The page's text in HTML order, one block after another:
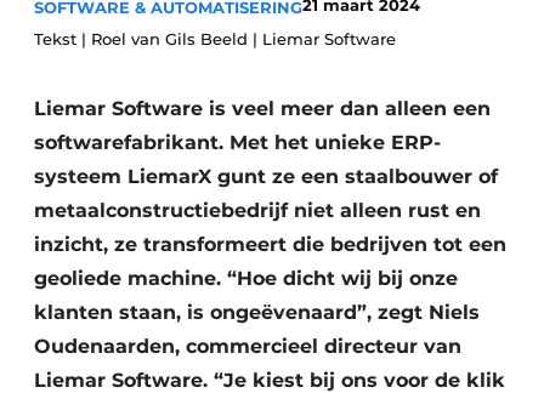
Privacy / Cookie statement
Vacature aanmelden
SOFTWARE & AUTOMATISERING21 maart 2024
Tekst | Roel van Gils Beeld | Liemar Software
Liemar Software is veel meer dan alleen een
softwarefabrikant. Met het unieke ERP-
systeem LiemarX gunt ze een staalbouwer of
metaalconstructiebedrijf niet alleen rust en
inzicht, ze transformeert die bedrijven tot een
geoliede machine. “Hoe dicht wij bij onze
klanten staan, is ongeëvenaard”, zegt Niels
Oudenaarden, commercieel directeur van
Liemar Software. “Je kiest bij ons voor de klik